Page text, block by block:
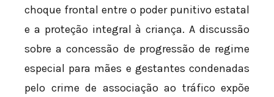
choque frontal entre o poder punitivo estatal
e a proteção integral à criança. A discussão
sobre a concessão de progressão de regime
especial para mães e gestantes condenadas
pelo crime de associação ao tráfico expõe